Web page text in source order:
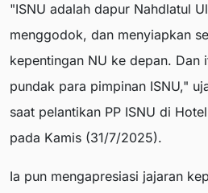
"ISNU adalah dapur Nahdlatul
menggodok, dan menyiapkan
kepentingan NU ke depan. Dan
pundak para pimpinan ISNU,"
saat pelantikan PP ISNU di
pada Kamis (31/7/2025).
Ia pun mengapresiasi jajaran